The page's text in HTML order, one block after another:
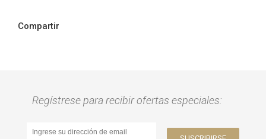
Compartir
Regístrese para recibir ofertas especiales: